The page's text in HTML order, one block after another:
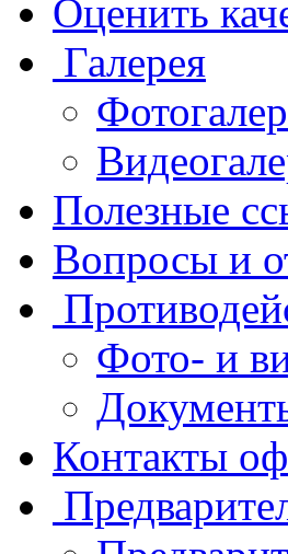
Оценить
Галерея
Полезные
Вопросы и
Фото- и
Контакты